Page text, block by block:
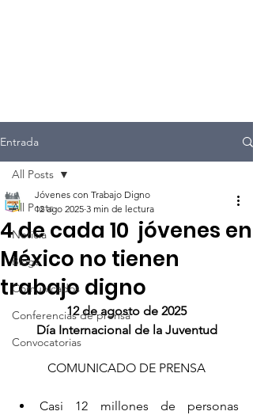
Entrada
All Posts
Noticia
Blogs
Comunicados
Conferencias de prensa
Convocatorias
All Posts
4 de cada 10 jóvenes en
México no tienen
trabajo digno
Jóvenes con Trabajo Digno
12 ago 2025 3 min de lectura
12 de agosto de 2025
Día Internacional de la Juventud
COMUNICADO DE PRENSA
Casi 12 millones de personas